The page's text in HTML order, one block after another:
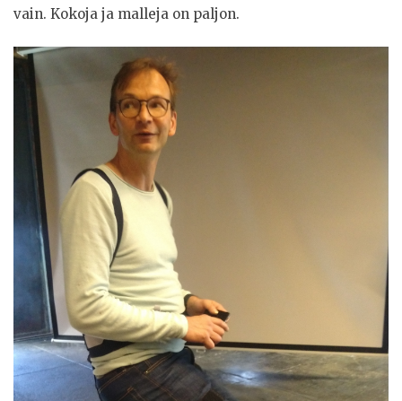
vain. Kokoja ja malleja on paljon.